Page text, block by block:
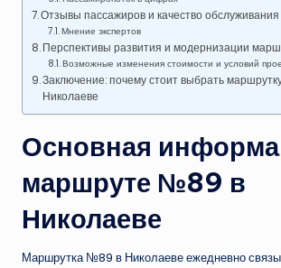
Отзывы пассажиров и качество обслуживания
Мнение экспертов
Перспективы развития и модернизации
Возможные изменения стоимости и условий
Заключение: почему стоит выбрать
Николаеве
Основная
маршруте №89 в
Николаеве
Маршрутка №89 в Николаеве ежедневно